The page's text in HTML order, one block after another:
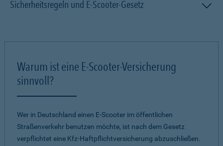
Sicherheitsregeln und E-Scooter-Gesetz
Warum ist eine E-Scooter-Versicherung
sinnvoll?
Wer in Deutschland einen E-Scooter im öffentlichen
Straßenverkehr benutzen möchte, ist nach dem Gesetz
verpflichtet eine Kfz-Haftpflichtversicherung abzuschließen.